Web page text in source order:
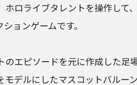
ホロライブタレントを操作して
ョンゲームです。
のエピソードを元に作成した足
モデルにしたマスコットバルー